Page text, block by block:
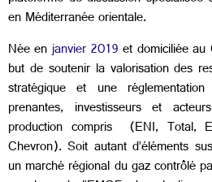
en Méditerranée orientale.
Née enjanvier 2019et domiciliée
but de soutenir la valorisation des
stratégique et une
prenantes, investisseurs et
production compris (ENI, Total,
Chevron). Soit autant d’éléments
un marché régional du gaz contrôlé